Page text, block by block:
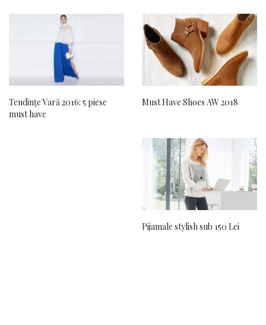
Tendințe Vară 2016: 5 piese
must have
Must Have Shoes AW 2018
Pijamale stylish sub 150 Lei